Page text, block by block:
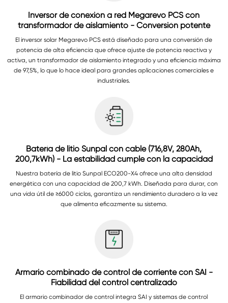
Inversor de conexión a red Megarevo PCS con
transformador de aislamiento - Conversión potente
El inversor solar Megarevo PCS está diseñado para una conversión de
potencia de alta eficiencia que ofrece ajuste de potencia reactiva y
activa, un transformador de aislamiento integrado y una eficiencia máxima
de 97,5%, lo que lo hace ideal para grandes aplicaciones comerciales e
industriales.
Batería de litio Sunpal con cable (716,8V, 280Ah,
200,7kWh) - La estabilidad cumple con la capacidad
Nuestra batería de litio Sunpal ECO200-X4 ofrece una alta densidad
energética con una capacidad de 200,7 kWh. Diseñada para durar, con
una vida útil de ≥6000 ciclos, garantiza un rendimiento duradero a la vez
que alimenta eficazmente su sistema.
Armario combinado de control de corriente con SAI -
Fiabilidad del control centralizado
El armario combinador de control integra SAI y sistemas de control